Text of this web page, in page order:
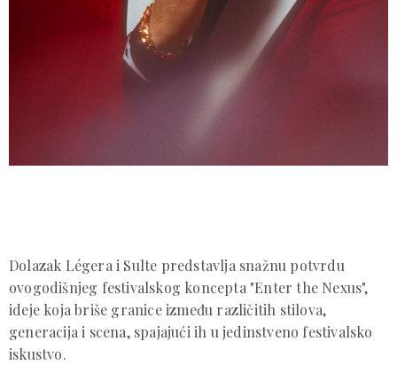
Dolazak Légera i Sulte predstavlja snažnu potvrdu
ovogodišnjeg festivalskog koncepta "Enter the Nexus",
ideje koja briše granice između različitih stilova,
generacija i scena, spajajući ih u jedinstveno festivalsko
iskustvo.